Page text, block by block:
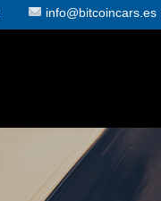
info@bitcoincars.es